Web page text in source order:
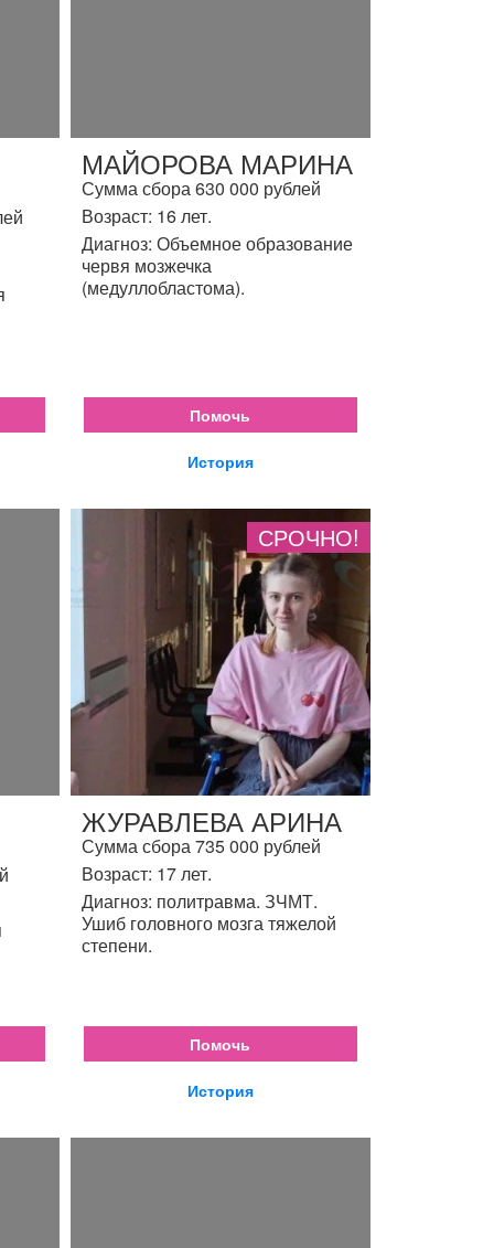
МАЙОРОВА МАРИНА
Сумма сбора 630 000 рублей
Возраст: 16 лет.
Диагноз: Объемное образование
червя мозжечка
(медуллобластома).
Помочь
История
СРОЧНО!
ЖУРАВЛЕВА АРИНА
Сумма сбора 735 000 рублей
Возраст: 17 лет.
Диагноз: политравма. ЗЧМТ.
Ушиб головного мозга тяжелой
степени.
Помочь
История